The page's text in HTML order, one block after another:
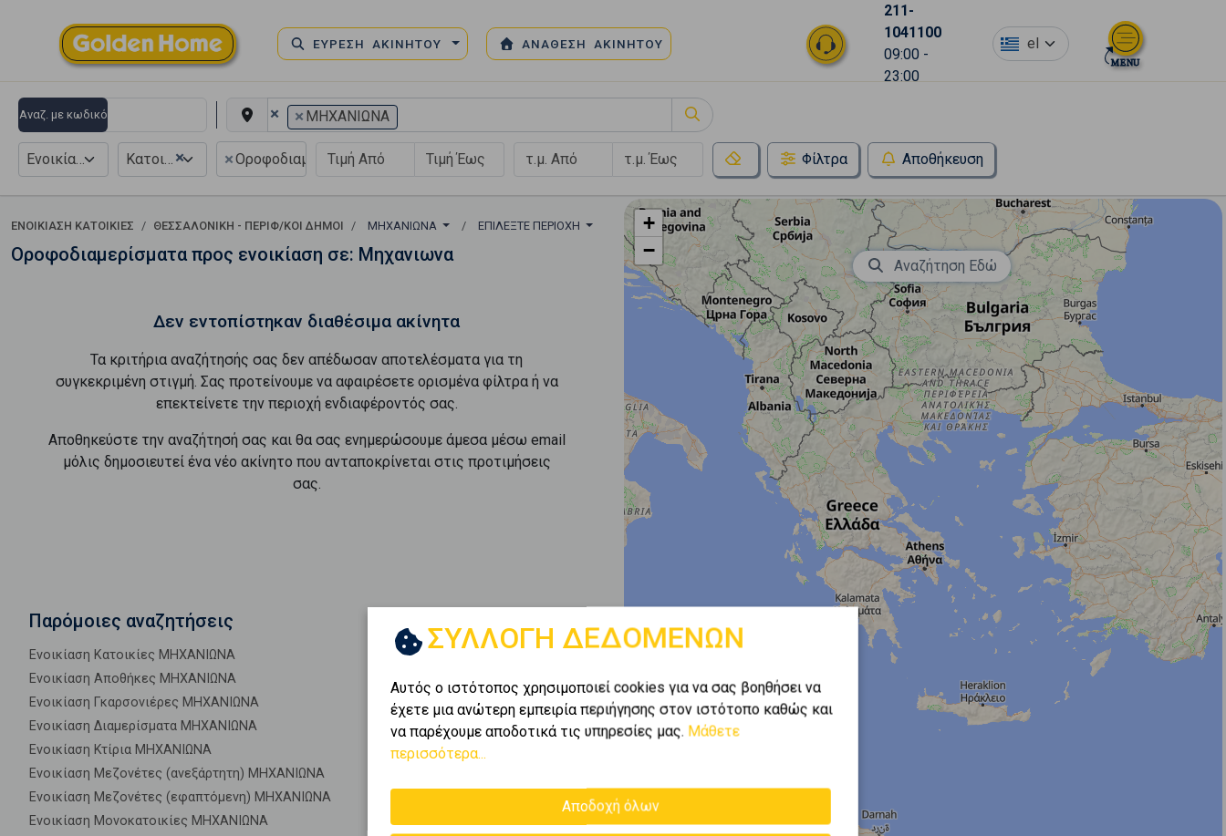
ΕΥΡΕΣΗ ΑΚΙΝΗΤΟΥ ΑΝΑΘΕΣΗ ΑΚΙΝΗΤΟΥ
211-
1041100
09:00 -
23:00
el
Αναζ. με κωδικό × × ΜΗΧΑΝΙΩΝΑ
×
Κατοικία ×Οροφοδιαμέρισμα Φίλτρα Αποθήκευση
ΕΝΟΙΚΊΑΣΗ ΚΑΤΟΙΚΊΕΣ ΘΕΣΣΑΛΟΝΙΚΗ - ΠΕΡΙΦ/ΚΟΙ ΔΗΜΟΙ ΜΗΧΑΝΙΩΝΑ ΕΠΙΛΈΞΤΕ ΠΕΡΙΟΧΉ
Οροφοδιαμερίσματα προς ενοικίαση σε: Μηχανιωνα
Δεν εντοπίστηκαν διαθέσιμα ακίνητα
Τα κριτήρια αναζήτησής σας δεν απέδωσαν αποτελέσματα για τη
συγκεκριμένη στιγμή. Σας προτείνουμε να αφαιρέσετε ορισμένα φίλτρα ή να
επεκτείνετε την περιοχή ενδιαφέροντός σας.
Αποθηκεύστε την αναζήτησή σας και θα σας ενημερώσουμε άμεσα μέσω email
μόλις δημοσιευτεί ένα νέο ακίνητο που ανταποκρίνεται στις προτιμήσεις
σας.
Παρόμοιες αναζητήσεις
Ενοικίαση Κατοικίες ΜΗΧΑΝΙΩΝΑ
Ενοικίαση Αποθήκες ΜΗΧΑΝΙΩΝΑ
Ενοικίαση Γκαρσονιέρες ΜΗΧΑΝΙΩΝΑ
Ενοικίαση Διαμερίσματα ΜΗΧΑΝΙΩΝΑ
Ενοικίαση Κτίρια ΜΗΧΑΝΙΩΝΑ
Ενοικίαση Μεζονέτες (ανεξάρτητη) ΜΗΧΑΝΙΩΝΑ
Ενοικίαση Μεζονέτες (εφαπτόμενη) ΜΗΧΑΝΙΩΝΑ
Ενοικίαση Μονοκατοικίες ΜΗΧΑΝΙΩΝΑ
+
−
Αναζήτηση Εδώ
ΣΥΛΛΟΓΗ ΔΕΔΟΜΕΝΩΝ
Αυτός ο ιστότοπος χρησιμοποιεί cookies για να σας βοηθήσει να
έχετε μια ανώτερη εμπειρία περιήγησης στον ιστότοπο καθώς και
να παρέχουμε αποδοτικά τις υπηρεσίες μας. Μάθετε
περισσότερα...
Αποδοχή όλων